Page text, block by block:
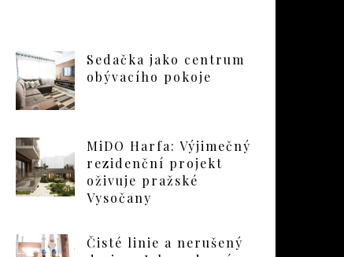
Sedačka jako centrum
obývacího pokoje
MiDO Harfa: Výjimečný
rezidenční projekt
oživuje pražské
Vysočany
Čisté linie a nerušený